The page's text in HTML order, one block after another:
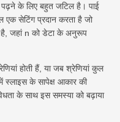
पढ़ने के लिए बहुत जटिल है। पाई
एक सेटिंग प्रदान करता है जो
है, जहां n को डेटा के अनुरूप
होती हैं, या जब श्रेणियां कुल
स्लाइस के सापेक्ष आकार की
के साथ इस समस्या को बढ़ाया